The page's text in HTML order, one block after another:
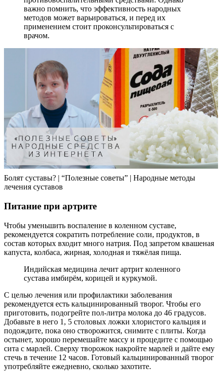
важно помнить, что эффективность народных
методов может варьироваться, и перед их
применением стоит проконсультироваться с
врачом.
Болят суставы? | “Полезные советы” | Народные методы
лечения суставов
Питание при артрите
Чтобы уменьшить воспаление в коленном суставе,
рекомендуется сократить потребление соли, продуктов, в
состав которых входит много натрия. Под запретом квашеная
капуста, колбаса, жирная, холодная и тяжёлая пища.
Индийская медицина лечит артрит коленного
сустава имбирём, корицей и куркумой.
С целью лечения или профилактики заболевания
рекомендуется есть кальцинированный творог. Чтобы его
приготовить, подогрейте пол-литра молока до 46 градусов.
Добавьте в него 1, 5 столовых ложки хлористого кальция и
подождите, пока оно створожится, снимите с плиты. Когда
остынет, хорошо перемешайте массу и процедите с помощью
сита с марлей. Сверху творожок накройте марлей и дайте ему
стечь в течение 12 часов. Готовый кальцинированный творог
употребляйте ежедневно, сколько захотите.